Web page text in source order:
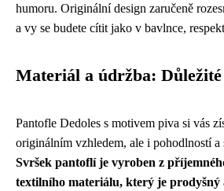
humoru. Originální design zaručeně
a vy se budete cítit jako v bavlnce,
Materiál a údržba:
Pantofle Dedoles s motivem piva si vás
originálním vzhledem, ale i pohodlností a
Svršek pantoflí je vyroben z
textilního materiálu, který je prodyšný